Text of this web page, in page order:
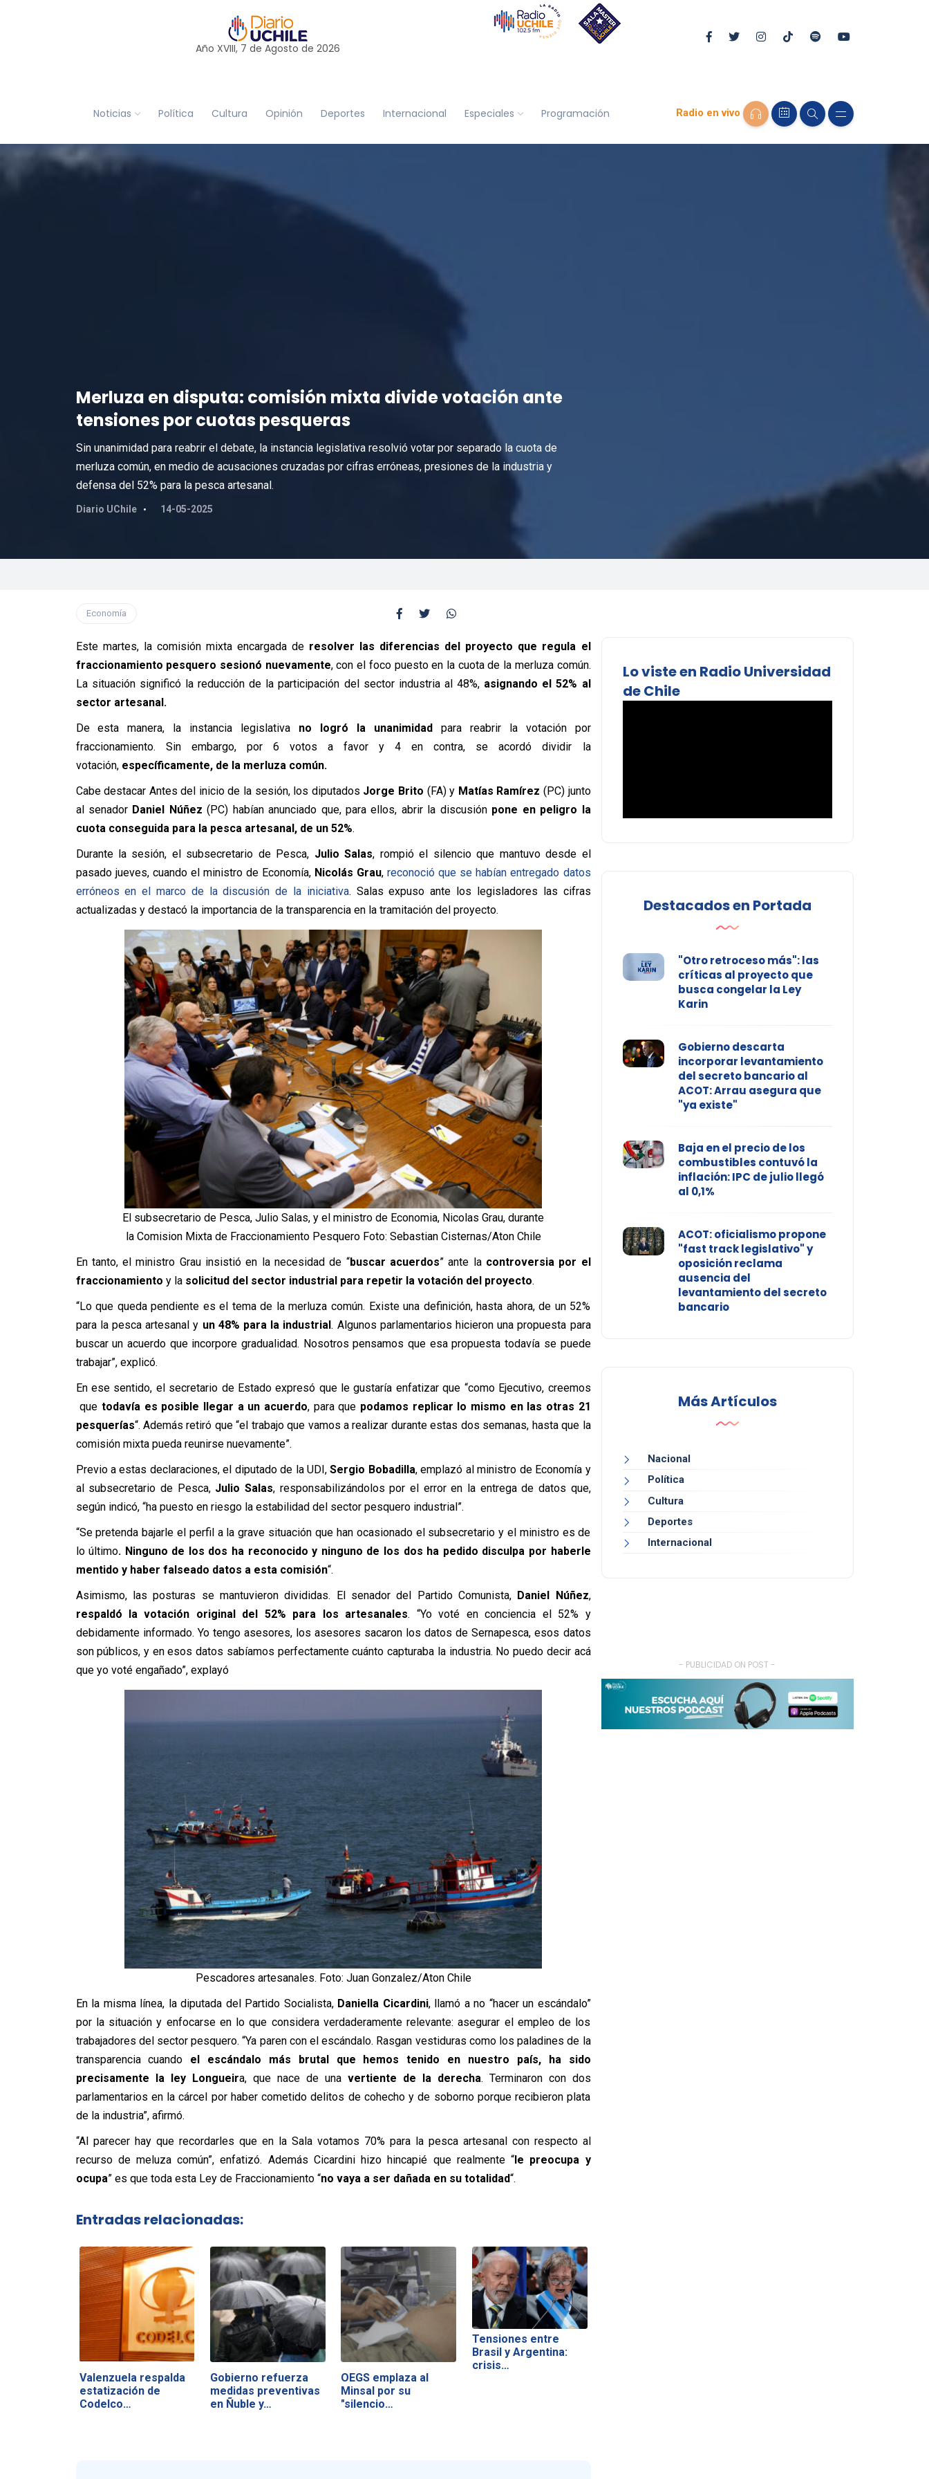
Año XVIII, 7 de Agosto de 2026
Noticias Política Cultura Opinión Deportes Internacional Especiales Programación Radio en vivo
Merluza en disputa: comisión mixta divide votación ante
tensiones por cuotas pesqueras
Sin unanimidad para reabrir el debate, la instancia legislativa resolvió votar por separado la cuota de
merluza común, en medio de acusaciones cruzadas por cifras erróneas, presiones de la industria y
defensa del 52% para la pesca artesanal.
Diario UChile 14-05-2025
Economía
Este martes, la comisión mixta encargada de resolver las diferencias del proyecto que regula el
fraccionamiento pesquero sesionó nuevamente, con el foco puesto en la cuota de la merluza común.
La situación significó la reducción de la participación del sector industria al 48%, asignando el 52% al
sector artesanal.
De esta manera, la instancia legislativa no logró la unanimidadpara reabrir la votación por
fraccionamiento. Sin embargo, por 6 votos a favor y 4 en contra, se acordó dividir la
votación, específicamente, de la merluza común.
Cabe destacar Antes del inicio de la sesión, los diputados Jorge Brito (FA) y Matías Ramírez (PC) junto
al senador Daniel Núñez (PC) habían anunciado que, para ellos, abrir la discusión pone en peligro la
cuota conseguida para la pesca artesanal, de un 52%.
Durante la sesión, el subsecretario de Pesca, Julio Salas, rompió el silencio que mantuvo desde el
pasado jueves, cuando el ministro de Economía, Nicolás Grau,reconoció que se habían entregado datos
erróneos en el marco de la discusión de la iniciativa. Salas expuso ante los legisladores las cifras
actualizadas y destacó la importancia de la transparencia en la tramitación del proyecto.
El subsecretario de Pesca, Julio Salas, y el ministro de Economia, Nicolas Grau, durante
la Comision Mixta de Fraccionamiento Pesquero Foto: Sebastian Cisternas/Aton Chile
En tanto, el ministro Grau insistió en la necesidad de “buscar acuerdos” ante lacontroversia por el
fraccionamiento y la solicitud del sector industrial para repetir la votación del proyecto.
“Lo que queda pendiente es el tema de la merluza común. Existe una definición, hasta ahora, de un 52%
para la pesca artesanal y un 48% para la industrial. Algunos parlamentarios hicieron una propuesta para
buscar un acuerdo que incorpore gradualidad. Nosotros pensamos que esa propuesta todavía se puede
trabajar”, explicó.
En ese sentido, el secretario de Estado expresó que le gustaría enfatizar que “como Ejecutivo, creemos
que todavía es posible llegar a un acuerdo, para que podamos replicar lo mismo en las otras 21
pesquerías“. Además retiró que “el trabajo que vamos a realizar durante estas dos semanas, hasta que la
comisión mixta pueda reunirse nuevamente”.
Previo a estas declaraciones, el diputado de la UDI,Sergio Bobadilla, emplazó al ministro de Economía y
al subsecretario de Pesca, Julio Salas, responsabilizándolos por el error en la entrega de datos que,
según indicó, “ha puesto en riesgo la estabilidad del sector pesquero industrial”.
“Se pretenda bajarle el perfil a la grave situación que han ocasionado el subsecretario y el ministro es de
lo último. Ninguno de los dos ha reconocido y ninguno de los dos ha pedido disculpa por haberle
mentido y haber falseado datos a esta comisión“.
Asimismo, las posturas se mantuvieron divididas. El senador del Partido Comunista, Daniel Núñez,
respaldó la votación original del 52% para los artesanales. “Yo voté en conciencia el 52% y
debidamente informado. Yo tengo asesores, los asesores sacaron los datos de Sernapesca, esos datos
son públicos, y en esos datos sabíamos perfectamente cuánto capturaba la industria. No puedo decir acá
que yo voté engañado”, explayó
Pescadores artesanales. Foto: Juan Gonzalez/Aton Chile
En la misma línea, la diputada del Partido Socialista, Daniella Cicardini, llamó a no “hacer un escándalo”
por la situación y enfocarse en lo que considera verdaderamente relevante: asegurar el empleo de los
trabajadores del sector pesquero.“Ya paren con el escándalo. Rasgan vestiduras como los paladines de la
transparencia cuando el escándalo más brutal que hemos tenido en nuestro país, ha sido
precisamente la ley Longueira, que nace de unavertiente de la derecha. Terminaron con dos
parlamentarios en la cárcel por haber cometido delitos de cohecho y de soborno porque recibieron plata
de la industria”, afirmó.
“Al parecer hay que recordarles que en la Sala votamos 70% para la pesca artesanal con respecto al
recurso de meluza común”, enfatizó. Además Cicardini hizo hincapié que realmente “le preocupa y
ocupa” es que toda esta Ley de Fraccionamiento “no vaya a ser dañada en su totalidad“.
Entradas relacionadas:
Valenzuela respalda
estatización de
Codelco…
Gobierno refuerza
medidas preventivas
en Ñuble y…
OEGS emplaza al
Minsal por su
"silencio
Tensiones entre
Brasil y Argentina:
crisis…
Lo viste en Radio Universidad
de Chile
Destacados en Portada
"Otro retroceso más": las
críticas al proyecto que
busca congelar la Ley
Karin
Gobierno descarta
incorporar levantamiento
del secreto bancario al
ACOT: Arrau asegura que
"ya existe"
Baja en el precio de los
combustibles contuvó la
inflación: IPC de julio llegó
al 0,1%
ACOT: oficialismo propone
"fast track legislativo" y
oposición reclama
ausencia del
levantamiento del secreto
bancario
Más Artículos
Nacional
Política
Cultura
Deportes
Internacional
- PUBLICIDAD ON POST -